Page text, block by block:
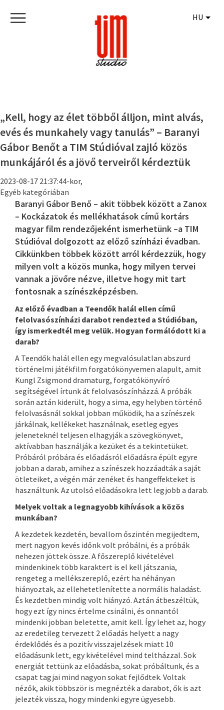
HU
„Kell, hogy az élet többől álljon, mint alvás,
evés és munkahely vagy tanulás” – Baranyi
Gábor Benőt a TIM Stúdióval zajló közös
munkájáról és a jövő terveiről kérdeztük
2023-08-17 21:37:44-kor,
Egyéb kategóriában
Baranyi Gábor Benő – akit többek között a Zanox
– Kockázatok és mellékhatások című kortárs
magyar film rendezőjeként ismerhetünk –a TIM
Stúdióval dolgozott az előző színházi évadban.
Cikkünkben többek között arról kérdezzük, hogy
milyen volt a közös munka, hogy milyen tervei
vannak a jövőre nézve, illetve hogy mit tart
fontosnak a színészképzésben.
Az előző évadban a Teendők halál ellen című
felolvasószínházi darabot rendezted a Stúdióban,
így ismerkedtél meg velük. Hogyan formálódott ki a
darab?
A Teendők halál ellen egy megvalósulatlan abszurd
történelmi játékfilm forgatókönyvemen alapult, amit
Kungl Zsigmond dramaturg, forgatókönyvíró
segítségével írtunk át felolvasószínházzá. A próbák
során aztán kiderült, hogy a sima, egy helyben történő
felolvasásnál sokkal jobban működik, ha a színészek
járkálnak, kellékeket használnak, esetleg egyes
jeleneteknél teljesen elhagyják a szövegkönyvet,
aktívabban használják a kezüket és a tekintetüket.
Próbáról próbára és előadásról előadásra épült egyre
jobban a darab, amihez a színészek hozzáadták a saját
ötleteiket, a végén már zenéket és hangeffekteket is
használtunk. Az utolsó előadásokra lett legjobb a darab.
Melyek voltak a legnagyobb kihívások a közös
munkában?
A kezdetek kezdetén, bevallom őszintén megijedtem,
mert nagyon kevés időnk volt próbálni, és a próbák
nehezen jöttek össze. A főszereplő kivételével
mindenkinek több karaktert is el kell játszania,
rengeteg a mellékszereplő, ezért ha néhányan
hiányoztak, az ellehetetlenítette a normális haladást.
És kezdetben mindig volt hiányzó. Aztán átbeszéltük,
hogy ezt így nincs értelme csinálni, és onnantól
mindenki jobban beletette, amit kell. Így lehet az, hogy
az eredetileg tervezett 2 előadás helyett a nagy
érdeklődés és a pozitív visszajelzések miatt 10
előadásunk lett, egy kivételével mind teltházzal. Sok
energiát tettünk az előadásba, sokat próbáltunk, és a
csapat tagjai mind nagyon sokat fejlődtek. Voltak
nézők, akik többször is megnézték a darabot, ők is azt
jelezték vissza, hogy mindenki egyre ügyesebb.